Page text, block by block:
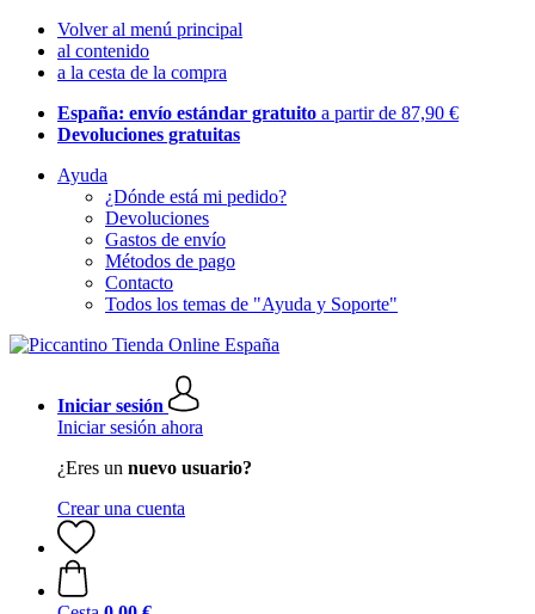
Volver al menú principal
al contenido
a la cesta de la compra
España: envío estándar gratuito a partir de 87,90 €
Devoluciones gratuitas
Ayuda
¿Dónde está mi pedido?
Devoluciones
Gastos de envío
Métodos de pago
Contacto
Todos los temas de "Ayuda y Soporte"
Iniciar sesión
Iniciar sesión ahora
¿Eres un nuevo usuario?
Crear una cuenta